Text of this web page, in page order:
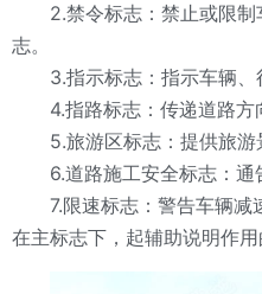
2.禁令标志：禁止或限制
志。
3.指示标志：指示车辆、
4.指路标志：传递道路方
5.旅游区标志：提供旅游
6.道路施工安全标志：通
7.限速标志：警告车辆减
在主标志下，起辅助说明作用